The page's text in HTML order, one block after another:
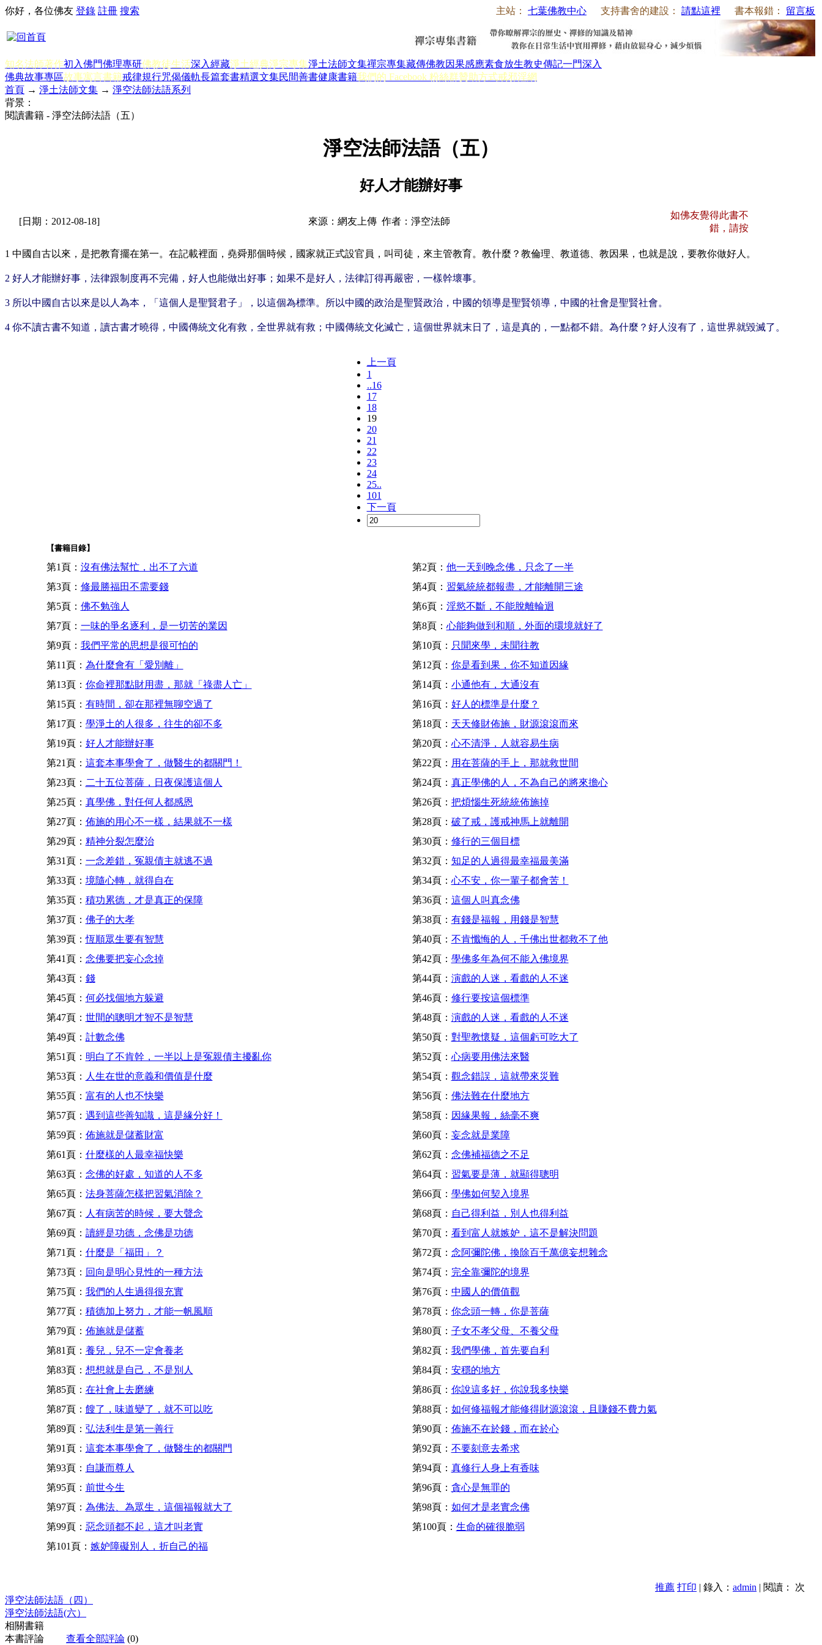
主站： 七葉佛教中心 支持書舍的建設： 請點這裡 書本報錯： 留言板
你好，各位佛友 登錄 註冊 搜索
知名法師著作初入佛門佛理專研佛教徒生活深入經藏淨土經典淨宗專集淨土法師文集禪宗專集藏傳佛教因果感應素食放生教史傳記一門深入
佛典故事專區故事寓言書籍戒律規行咒偈儀軌長篇套書精選文集民間善書健康書籍我們的 Facebook 粉絲群贊助方式戒邪淫網
首頁 → 淨土法師文集 → 淨空法師法語系列
背景：
閱讀書籍 - 淨空法師法語（五）
淨空法師法語（五）
好人才能辦好事
[日期：2012-08-18] 來源：網友上傳 作者：淨空法師
如佛友覺得此書不
錯，請按
1 中國自古以來，是把教育擺在第一。在記載裡面，堯舜那個時候，國家就正式設官員，叫司徒，來主管教育。教什麼？教倫理、教道德、教因果，也就是說，要教你做好人。
2 好人才能辦好事，法律跟制度再不完備，好人也能做出好事；如果不是好人，法律訂得再嚴密，一樣幹壞事。
3 所以中國自古以來是以人為本，「這個人是聖賢君子」，以這個為標準。所以中國的政治是聖賢政治，中國的領導是聖賢領導，中國的社會是聖賢社會。
4 你不讀古書不知道，讀古書才曉得，中國傳統文化有救，全世界就有救；中國傳統文化滅亡，這個世界就末日了，這是真的，一點都不錯。為什麼？好人沒有了，這世界就毀滅了。
上一頁
1
..16
17
18
19
20
21
22
23
24
25..
101
下一頁
【書籍目錄】
第1頁： 沒有佛法幫忙，出不了六道 第2頁： 他一天到晚念佛，只念了一半
第3頁： 修最勝福田不需要錢 第4頁： 習氣統統都報盡，才能離開三途
第5頁： 佛不勉強人 第6頁： 淫慾不斷，不能脫離輪迴
第7頁： 一味的爭名逐利，是一切苦的業因 第8頁： 心能夠做到和順，外面的環境就好了
第9頁： 我們平常的思想是很可怕的 第10頁： 只聞來學，未聞往教
第11頁： 為什麼會有「愛別離」 第12頁： 你是看到果，你不知道因緣
第13頁： 你命裡那點財用盡，那就「祿盡人亡」 第14頁： 小通他有，大通沒有
第15頁： 有時間，卻在那裡無聊空過了 第16頁： 好人的標準是什麼？
第17頁： 學淨土的人很多，往生的卻不多 第18頁： 天天修財佈施，財源滾滾而來
第19頁： 好人才能辦好事 第20頁： 心不清淨，人就容易生病
第21頁： 這套本事學會了，做醫生的都關門！ 第22頁： 用在菩薩的手上，那就救世間
第23頁： 二十五位菩薩，日夜保護這個人 第24頁： 真正學佛的人，不為自己的將來擔心
第25頁： 真學佛，對任何人都感恩 第26頁： 把煩惱生死統統佈施掉
第27頁： 佈施的用心不一樣，結果就不一樣 第28頁： 破了戒，護戒神馬上就離開
第29頁： 精神分裂怎麼治 第30頁： 修行的三個目標
第31頁： 一念差錯，冤親債主就逃不過 第32頁： 知足的人過得最幸福最美滿
第33頁： 境隨心轉，就得自在 第34頁： 心不安，你一輩子都會苦！
第35頁： 積功累德，才是真正的保障 第36頁： 這個人叫真念佛
第37頁： 佛子的大孝 第38頁： 有錢是福報，用錢是智慧
第39頁：恆順眾生要有智慧 第40頁： 不肯懺悔的人，千佛出世都救不了他
第41頁： 念佛要把妄心念掉 第42頁： 學佛多年為何不能入佛境界
第43頁： 錢 第44頁： 演戲的人迷，看戲的人不迷
第45頁： 何必找個地方躲避 第46頁： 修行要按這個標準
第47頁： 世間的聰明才智不是智慧 第48頁： 演戲的人迷，看戲的人不迷
第49頁： 計數念佛 第50頁： 對聖教懷疑，這個虧可吃大了
第51頁： 明白了不肯幹，一半以上是冤親債主擾亂你 第52頁： 心病要用佛法來醫
第53頁： 人生在世的意義和價值是什麼 第54頁： 觀念錯誤，這就帶來災難
第55頁： 富有的人也不快樂 第56頁： 佛法難在什麼地方
第57頁： 遇到這些善知識，這是緣分好！ 第58頁： 因緣果報，絲毫不爽
第59頁： 佈施就是儲蓄財富 第60頁： 妄念就是業障
第61頁： 什麼樣的人最幸福快樂 第62頁： 念佛補福德之不足
第63頁： 念佛的好處，知道的人不多 第64頁： 習氣要是薄，就顯得聰明
第65頁： 法身菩薩怎樣把習氣消除？ 第66頁： 學佛如何契入境界
第67頁： 人有病苦的時候，要大聲念 第68頁： 自己得利益，別人也得利益
第69頁： 讀經是功德，念佛是功德 第70頁： 看到富人就嫉妒，這不是解決問題
第71頁： 什麼是「福田」？ 第72頁： 念阿彌陀佛，換除百千萬億妄想雜念
第73頁： 回向是明心見性的一種方法 第74頁： 完全靠彌陀的境界
第75頁： 我們的人生過得很充實 第76頁： 中國人的價值觀
第77頁： 積德加上努力，才能一帆風順 第78頁： 你念頭一轉，你是菩薩
第79頁： 佈施就是儲蓄 第80頁： 子女不孝父母、不養父母
第81頁： 養兒，兒不一定會養老 第82頁： 我們學佛，首先要自利
第83頁： 想想就是自己，不是別人 第84頁： 安穩的地方
第85頁： 在社會上去磨練 第86頁： 你說這多好，你說我多快樂
第87頁： 餿了，味道變了，就不可以吃 第88頁： 如何修福報才能修得財源滾滾，且賺錢不費力氣
第89頁： 弘法利生是第一善行 第90頁： 佈施不在於錢，而在於心
第91頁： 這套本事學會了，做醫生的都關門 第92頁： 不要刻意去希求
第93頁： 自謙而尊人 第94頁： 真修行人身上有香味
第95頁： 前世今生 第96頁： 貪心是無罪的
第97頁： 為佛法、為眾生，這個福報就大了 第98頁： 如何才是老實念佛
第99頁： 惡念頭都不起，這才叫老實 第100頁： 生命的確很脆弱
第101頁： 嫉妒障礙別人，折自己的福
推薦 打印 | 錄入： admin | 閱讀：
次
淨空法師法語（四）
淨空法師法語(六）
相關書籍
本書評論
查看全部評論 (0)